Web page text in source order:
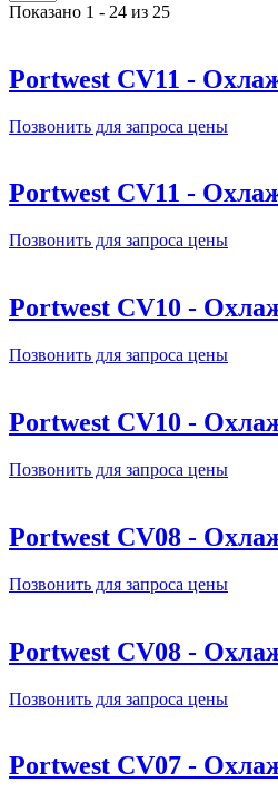
Показано 1 - 24 из 25
Portwest CV11 -
Позвонить для запроса цены
Portwest CV11 -
Позвонить для запроса цены
Portwest CV10 -
Позвонить для запроса цены
Portwest CV10 -
Позвонить для запроса цены
Portwest CV08 -
Позвонить для запроса цены
Portwest CV08 -
Позвонить для запроса цены
Portwest CV07 -